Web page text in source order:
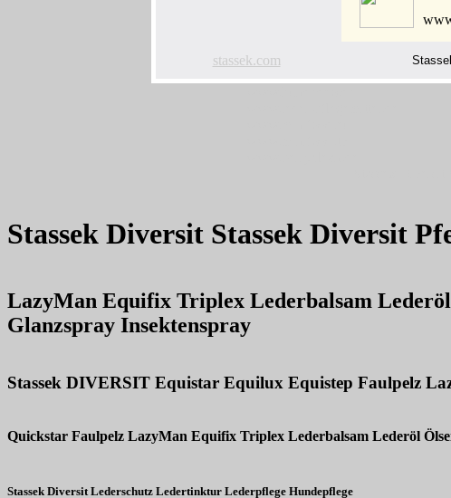
stassek.com
Stassek Diversit Stassek Diversit
LazyMan Equifix Triplex Lederbalsam
Glanzspray Insektenspray
Stassek DIVERSIT Equistar Equilux Equistep Faulpelz
Quickstar Faulpelz LazyMan Equifix Triplex Lederbalsam Lederöl
Stassek Diversit Lederschutz Ledertinktur Lederpflege Hundepflege